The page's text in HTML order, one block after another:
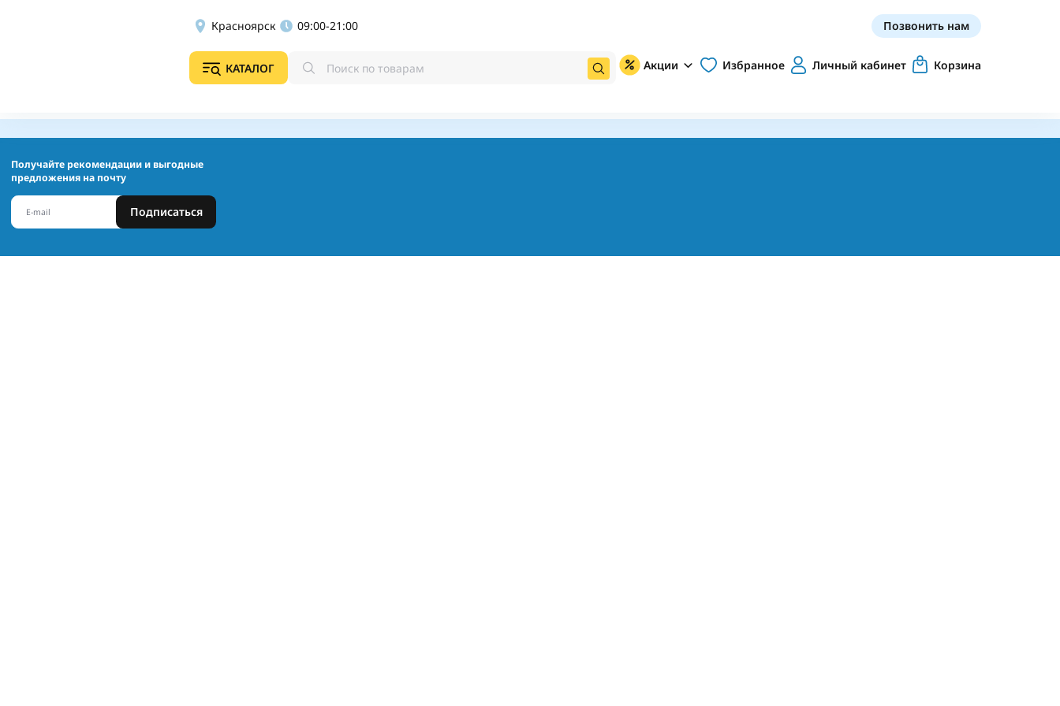
Красноярск 09:00-21:00 Позвонить нам
КАТАЛОГ Акции Избранное Личный кабинет Корзина
Получайте рекомендации и выгодные
предложения на почту
Подписаться